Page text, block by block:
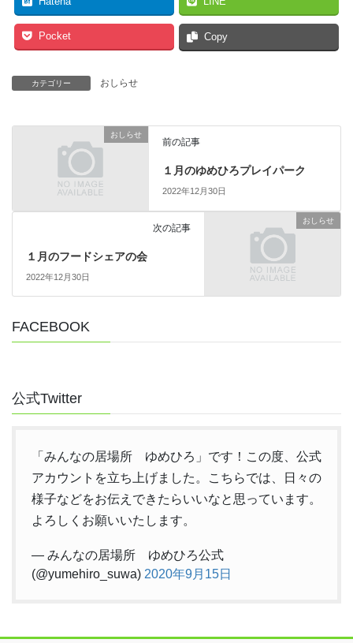
Pocket Copy
カテゴリー おしらせ
おしらせ
前の記事
１月のゆめひろプレイパーク
2022年12月30日
おしらせ
次の記事
１月のフードシェアの会
2022年12月30日
FACEBOOK
公式Twitter
「みんなの居場所 ゆめひろ」です！この度、公式
アカウントを立ち上げました。こちらでは、日々の
様子などをお伝えできたらいいなと思っています。
よろしくお願いいたします。
— みんなの居場所 ゆめひろ公式
(@yumehiro_suwa) 2020年9月15日